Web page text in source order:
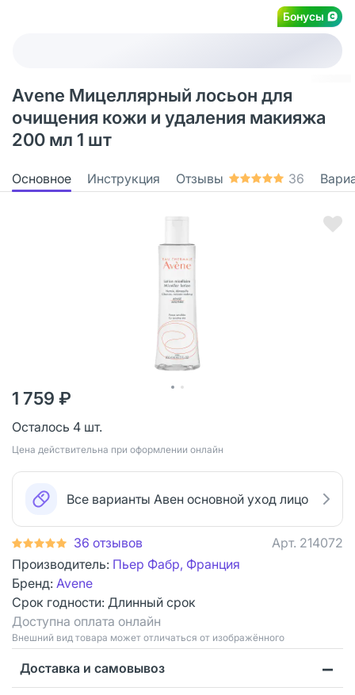
Бонусы
Avene Мицеллярный лосьон для
очищения кожи и удаления макияжа
200 мл 1 шт
Основное Инструкция Отзывы 36
1 759 ₽
Осталось 4 шт.
Цена действительна при оформлении онлайн
Все варианты Авен основной уход лицо
36 отзывов Арт. 214072
Производитель: Пьер Фабр, Франция
Бренд: Avene
Срок годности: Длинный срок
Доступна оплата онлайн
Bнешний вид товара может отличаться от изображённого
Доставка и самовывоз